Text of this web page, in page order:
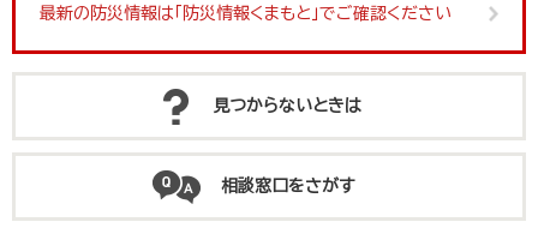
最新の防災情報は「防災情報くまもと」でご確認ください
見つからないときは
相談窓口をさがす